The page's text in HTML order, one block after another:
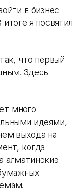
в бизнес
я посвятил
что первый
Здесь
много
идеями,
выхода на
когда
алматинские